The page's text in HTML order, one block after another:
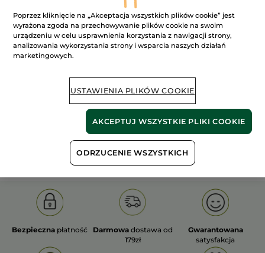
100%ekstrakty
60 hektarów
Pokaż więcej
OLD PRODUCT LINE LES DEODORANTS NAT.
Bezpieczna płatność Darmowa dostawa od
179zł
Gwarantowana
satysfakcja
Poprzez kliknięcie na „Akceptacja wszystkich plików cookie” jest
wyrażona zgoda na przechowywanie plików cookie na swoim
urządzeniu w celu usprawnienia korzystania z nawigacji strony,
analizowania wykorzystania strony i wsparcia naszych działań
marketingowych.
USTAWIENIA PLIKÓW COOKIE
ODRZUCENIE WSZYSTKICH
AKCEPTUJ WSZYSTKIE PLIKI COOKIE